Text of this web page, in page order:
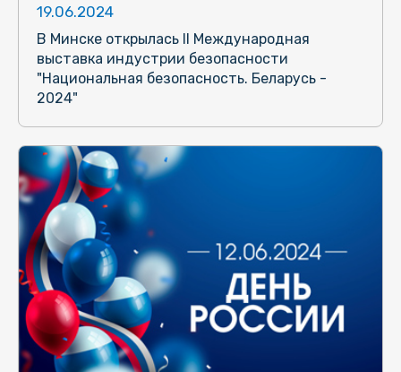
19.06.2024
В Минске открылась II Международная
выставка индустрии безопасности
"Национальная безопасность. Беларусь -
2024"